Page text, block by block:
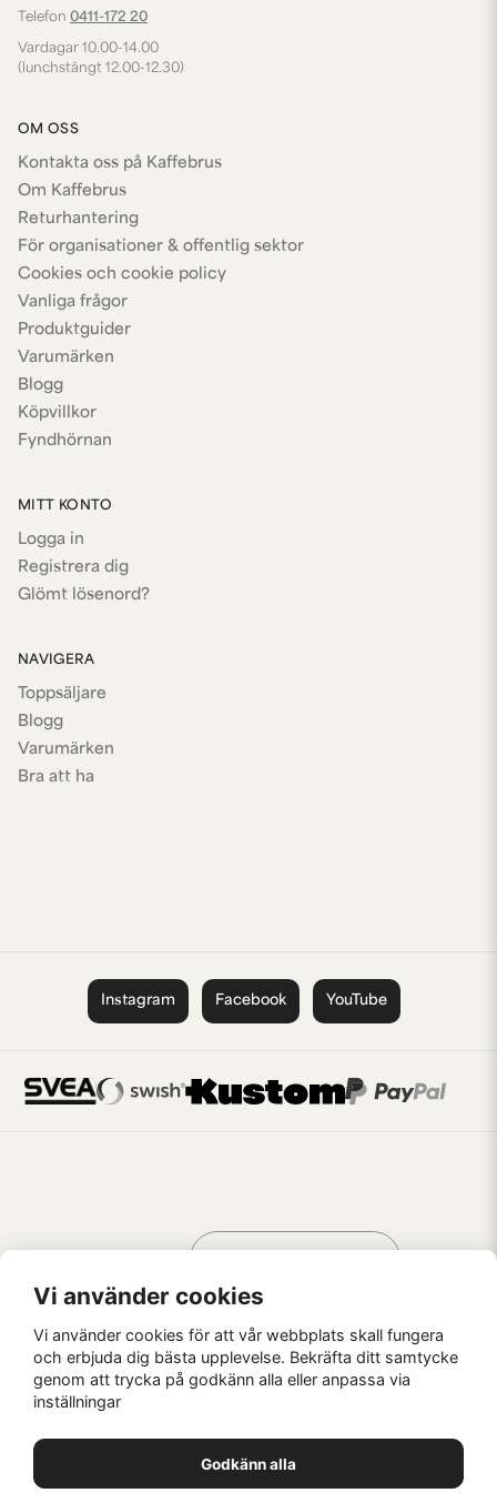
Telefon 0411-172 20
Vardagar 10.00-14.00
(lunchstängt 12.00-12.30)
OM OSS
Kontakta oss på Kaffebrus
Om Kaffebrus
Returhantering
För organisationer & offentlig sektor
Cookies och cookie policy
Vanliga frågor
Produktguider
Varumärken
Blogg
Köpvillkor
Fyndhörnan
MITT KONTO
Logga in
Registrera dig
Glömt lösenord?
NAVIGERA
Toppsäljare
Blogg
Varumärken
Bra att ha
Instagram Facebook YouTube
Kaffebrus AB, Förskeppsgatan 2, 271 55 Ystad
AV KREATÖRER
Vi använder cookies
Vi använder cookies för att vår webbplats skall fungera
och erbjuda dig bästa upplevelse. Bekräfta ditt samtycke
genom att trycka på godkänn alla eller anpassa via
inställningar
Godkänn alla